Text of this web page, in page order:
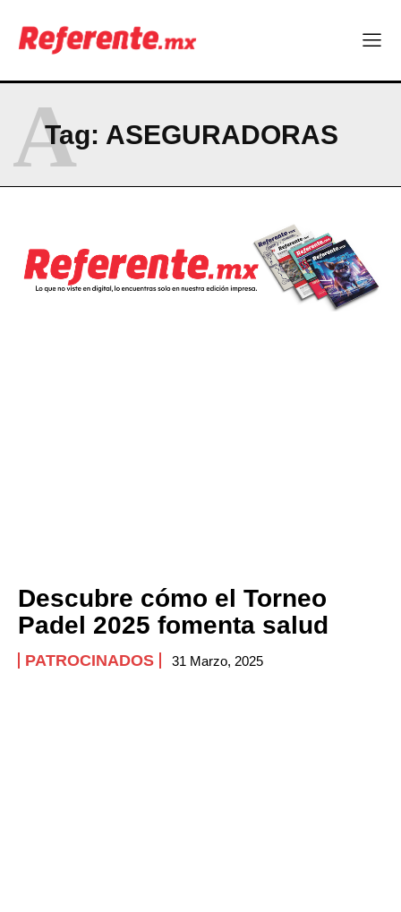
Tag: ASEGURADORAS
A
Descubre cómo el Torneo
Padel 2025 fomenta salud
PATROCINADOS 31 Marzo, 2025